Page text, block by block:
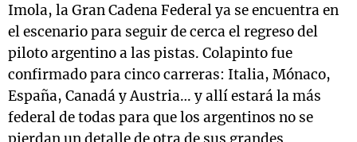
Imola, la Gran Cadena Federal ya se encuentra en
el escenario para seguir de cerca el regreso del
piloto argentino a las pistas. Colapinto fue
confirmado para cinco carreras: Italia, Mónaco,
España, Canadá y Austria… y allí estará la más
federal de todas para que los argentinos no se